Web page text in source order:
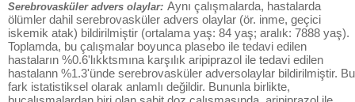
Serebrovasküler advers olaylar: Aynı çalışmalarda, hastalarda
ölümler dahil serebrovasküler advers olaylar (ör. inme, geçici
iskemik atak) bildirilmiştir (ortalama yaş: 84 yaş; aralık: 7888 yaş).
Toplamda, bu çalışmalar boyunca plasebo ile tedavi edilen
hastaların %0.6'lıkktsmına karşılık aripiprazol ile tedavi edilen
hastalann %1.3'ünde serebrovasküler adversolaylar bildirilmiştir. Bu
fark istatistiksel olarak anlamlı değildir. Bununla birlikte,